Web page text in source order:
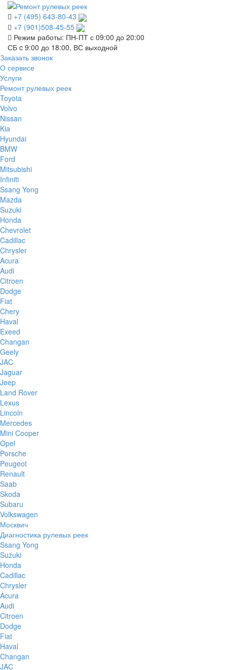
+7 (495) 643-80-43
+7 (901)508-45-55
Режим работы: ПН-ПТ с 09:00 до 20:00
СБ c 9:00 до 18:00, ВС выходной
Заказать звонок
О сервисе
Услуги
Ремонт рулевых реек
Toyota
Volvo
Nissan
Kia
Hyundai
BMW
Ford
Mitsubishi
Infiniti
Ssang Yong
Mazda
Suzuki
Honda
Chevrolet
Cadillac
Chrysler
Acura
Audi
Citroen
Dodge
Fiat
Chery
Haval
Exeed
Changan
Geely
JAC
Jaguar
Jeep
Land Rover
Lexus
Lincoln
Mercedes
Mini Cooper
Opel
Porsche
Peugeot
Renault
Saab
Skoda
Subaru
Volkswagen
Москвич
Диагностика рулевых реек
Ssang Yong
Suzuki
Honda
Cadillac
Chrysler
Acura
Audi
Citroen
Dodge
Fiat
Haval
Changan
JAC